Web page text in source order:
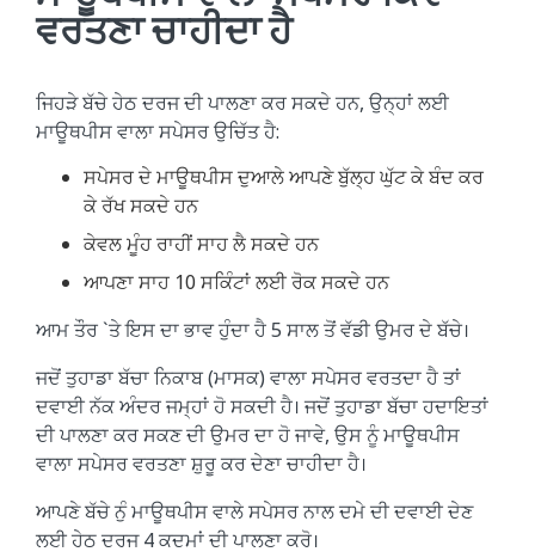
ਵਰਤਣਾ ਚਾਹੀਦਾ ਹੈ
ਜਿਹੜੇ ਬੱਚੇ ਹੇਠ ਦਰਜ ਦੀ ਪਾਲਣਾ ਕਰ ਸਕਦੇ ਹਨ, ਉਨ੍ਹਾਂ ਲਈ
ਮਾਊਥਪੀਸ ਵਾਲਾ ਸਪੇਸਰ ਉਚਿੱਤ ਹੈ:
ਸਪੇਸਰ ਦੇ ਮਾਊਥਪੀਸ ਦੁਆਲੇ ਆਪਣੇ ਬੁੱਲ੍ਹ ਘੁੱਟ ਕੇ ਬੰਦ ਕਰ
ਕੇ ਰੱਖ ਸਕਦੇ ਹਨ
ਕੇਵਲ ਮੂੰਹ ਰਾਹੀਂ ਸਾਹ ਲੈ ਸਕਦੇ ਹਨ
ਆਪਣਾ ਸਾਹ 10 ਸਕਿੰਟਾਂ ਲਈ ਰੋਕ ਸਕਦੇ ਹਨ
ਆਮ ਤੌਰ `ਤੇ ਇਸ ਦਾ ਭਾਵ ਹੁੰਦਾ ਹੈ 5 ਸਾਲ ਤੋਂ ਵੱਡੀ ਉਮਰ ਦੇ ਬੱਚੇ।
ਜਦੋਂ ਤੁਹਾਡਾ ਬੱਚਾ ਨਿਕਾਬ (ਮਾਸਕ) ਵਾਲਾ ਸਪੇਸਰ ਵਰਤਦਾ ਹੈ ਤਾਂ
ਦਵਾਈ ਨੱਕ ਅੰਦਰ ਜਮ੍ਹਾਂ ਹੋ ਸਕਦੀ ਹੈ। ਜਦੋਂ ਤੁਹਾਡਾ ਬੱਚਾ ਹਦਾਇਤਾਂ
ਦੀ ਪਾਲਣਾ ਕਰ ਸਕਣ ਦੀ ਉਮਰ ਦਾ ਹੋ ਜਾਵੇ, ਉਸ ਨੂੰ ਮਾਊਥਪੀਸ
ਵਾਲਾ ਸਪੇਸਰ ਵਰਤਣਾ ਸ਼ੁਰੂ ਕਰ ਦੇਣਾ ਚਾਹੀਦਾ ਹੈ।
ਆਪਣੇ ਬੱਚੇ ਨੁੰ ਮਾਊਥਪੀਸ ਵਾਲੇ ਸਪੇਸਰ ਨਾਲ ਦਮੇ ਦੀ ਦਵਾਈ ਦੇਣ
ਲਈ ਹੇਠ ਦਰਜ 4 ਕਦਮਾਂ ਦੀ ਪਾਲਣਾ ਕਰੋ।